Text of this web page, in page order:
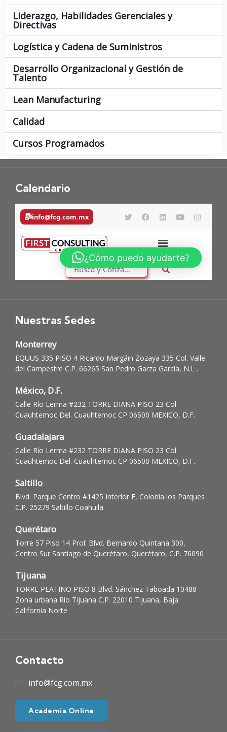
Liderazgo, Habilidades Gerenciales y
Directivas
Logística y Cadena de Suministros
Desarrollo Organizacional y Gestión de
Talento
Lean Manufacturing
Calidad
Cursos Programados
Calendario
Nuestras Sedes
Monterrey
EQUUS 335 PISO 4 Ricardo Margáin Zozaya 335 Col. Valle
del Campestre C.P. 66265 San Pedro Garza García, N.L .
México, D.F.
Calle Río Lerma #232 TORRE DIANA PISO 23 Col.
Cuauhtemoc Del. Cuauhtemoc CP 06500 MEXICO, D.F.
Guadalajara
Calle Río Lerma #232 TORRE DIANA PISO 23 Col.
Cuauhtemoc Del. Cuauhtemoc CP 06500 MEXICO, D.F.
Saltillo
Blvd. Parque Centro #1425 Interior E, Colonia los Parques
C.P. 25279 Saltillo Coahuila
Querétaro
Torre 57 Piso 14 Prol. Blvd. Bernardo Quintana 300,
Centro Sur Santiago de Querétaro, Querétaro, C.P. 76090
Tijuana
TORRE PLATINO PISO 8 Blvd. Sánchez Taboada 10488
Zona urbana Río Tijuana C.P. 22010 Tijuana, Baja
California Norte
Contacto
info@fcg.com.mx
Academia Online